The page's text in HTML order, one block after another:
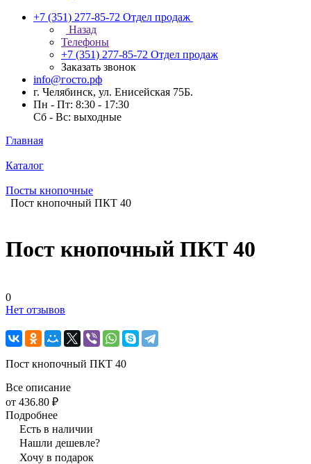
+7 (351) 277-85-72 Отдел продаж
Назад
Телефоны
+7 (351) 277-85-72 Отдел продаж
Заказать звонок
info@госто.рф
г. Челябинск, ул. Енисейская 75Б.
Пн - Пт: 8:30 - 17:30
Сб - Вс: выходные
Главная
Каталог
Посты кнопочные
Пост кнопочный ПКТ 40
Пост кнопочный ПКТ 40
0
Нет отзывов
Пост кнопочный ПКТ 40
Все описание
от 436.80 ₽
Подробнее
Есть в наличии
Нашли дешевле?
Хочу в подарок